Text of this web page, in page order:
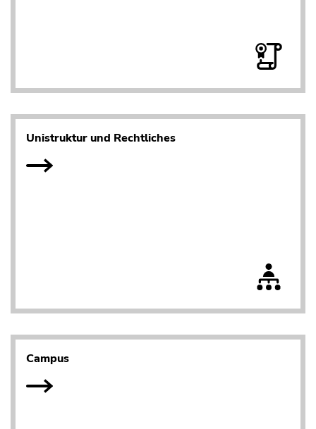
Unistruktur und Rechtliches
Campus